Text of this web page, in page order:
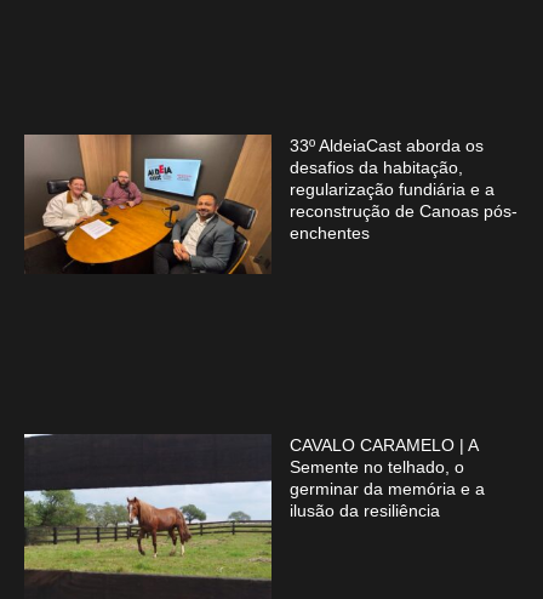
33º AldeiaCast aborda os
desafios da habitação,
regularização fundiária e a
reconstrução de Canoas pós-
enchentes
CAVALO CARAMELO | A
Semente no telhado, o
germinar da memória e a
ilusão da resiliência